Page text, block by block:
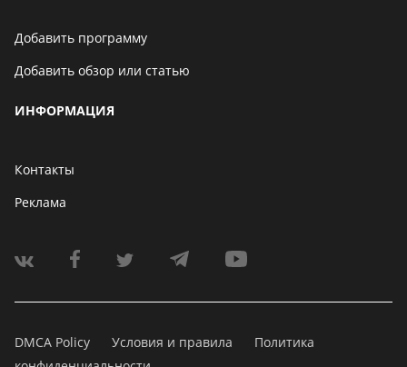
Добавить программу
Добавить обзор или статью
ИНФОРМАЦИЯ
Контакты
Реклама
DMCA Policy Условия и правила
Политика